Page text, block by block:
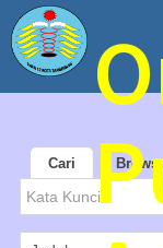
Cari